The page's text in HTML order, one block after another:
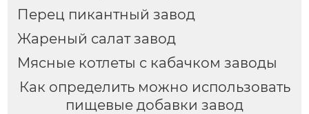
Перец пикантный завод
Жареный салат завод
Мясные котлеты с кабачком заводы
Как определить можно использовать
пищевые добавки завод